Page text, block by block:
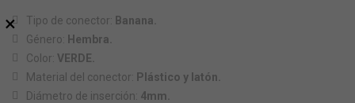
Tipo de conector: Banana.
Género: Hembra.
Color: VERDE.
Material del conector: Plástico y latón.
Diámetro de inserción: 4mm.
×